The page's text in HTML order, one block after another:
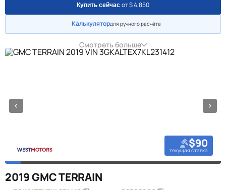
Купить сейчас от $ 4,850
Калькулятордля ручного расчёта
Смотреть больше
$90
текущая ставка
2019 GMC TERRAIN